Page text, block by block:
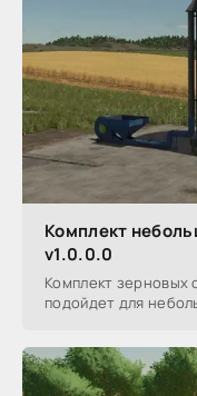
Комплект
v1.0.0.0
Комплект зерновых
подойдет для